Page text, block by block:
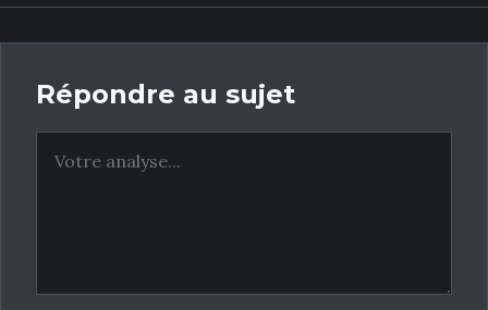
Répondre au sujet